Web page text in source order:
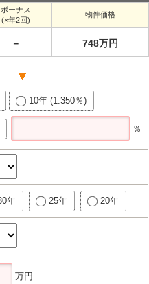
ボーナス
(×年2回)
物件価格
－ 748万円
10年 (1.350％)
％
年 25年 20年
万円